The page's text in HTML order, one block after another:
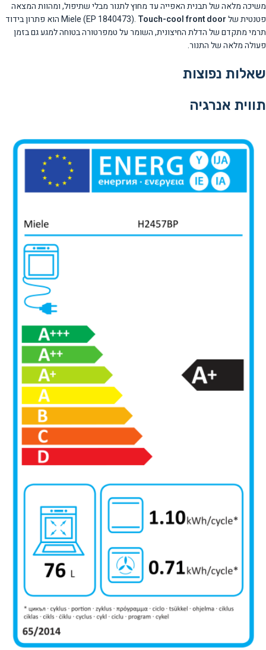
משיכה מלאה של תבנית האפייה עד מחוץ לתנור מבלי שתיפול, ומהוות המצאה
פטנטית של Miele (EP 1840473).Touch-cool front door
הוא פתרון בידוד
תרמי מתקדם של הדלת החיצונית, השומר על טמפרטורה בטוחה למגע גם בזמן
פעולה מלאה של התנור.
שאלות נפוצות
תווית אנרגיה